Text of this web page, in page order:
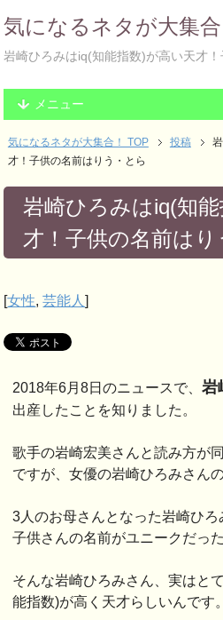
気になるネタが大集合
岩崎ひろみはiq(知能指数)が高い天才
メニュー
気になるネタが大集合！ TOP 投稿
才！子供の名前はりう・とら
岩崎ひろみはiq(知
才！子供の名前はり
[女性,芸能人]
2018年6月8日のニュースで、岩
出産したことを知りました。
歌手の岩崎宏美さんと読み方が
ですが、女優の岩崎ひろみさん
3人のお母さんとなった岩崎ひ
子供さんの名前がユニークだっ
そんな岩崎ひろみさん、実はと
能指数)が高く天才らしいんです。